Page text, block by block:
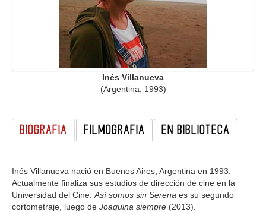
GALERIA
Inés Villanueva
(Argentina, 1993)
BIOGRAFIA FILMOGRAFIA EN BIBLIOTECA
Inés Villanueva nació en Buenos Aires, Argentina en 1993.
Actualmente finaliza sus estudios de dirección de cine en la
Universidad del Cine. Así somos sin Serena es su segundo
cortometraje, luego de Joaquina siempre (2013).